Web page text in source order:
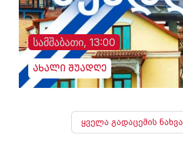
სამშაბათი, 13:00
ახალი შუადღე
ყველა გადაცემის ნახვა